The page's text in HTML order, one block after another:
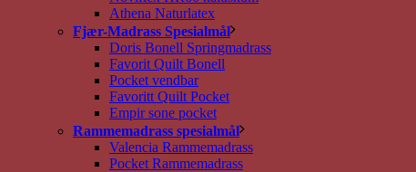
Athena Naturlatex
Fjær-Madrass Spesialmål
Doris Bonell Springmadrass
Favorit Quilt Bonell
Pocket vendbar
Favoritt Quilt Pocket
Empir sone pocket
Rammemadrass spesialmål
Valencia Rammemadrass
Pocket Rammemadrass